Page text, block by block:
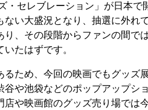
・セレブレーション」が日本
い大盛況となり、抽選に外れ
り、その段階からファンの間
たはずです。
ため、今回の映画でもグッズ
谷や池袋などのポップアップ
や映画館のグッズ売り場では